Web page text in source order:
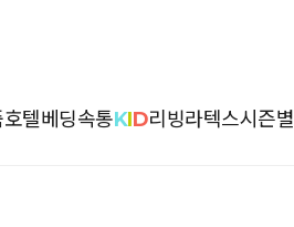
호텔베딩속통KID리빙라텍스시즌별